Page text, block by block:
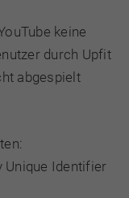
keine
durch Upfit
abgespielt
Unique Identifier